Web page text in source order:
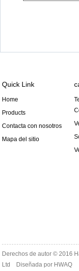
Quick Link
Home
Products
Contacta con nosotros
Mapa del sitio
Derechos de autor © 2016
Ltd Diseñada por HWAQ